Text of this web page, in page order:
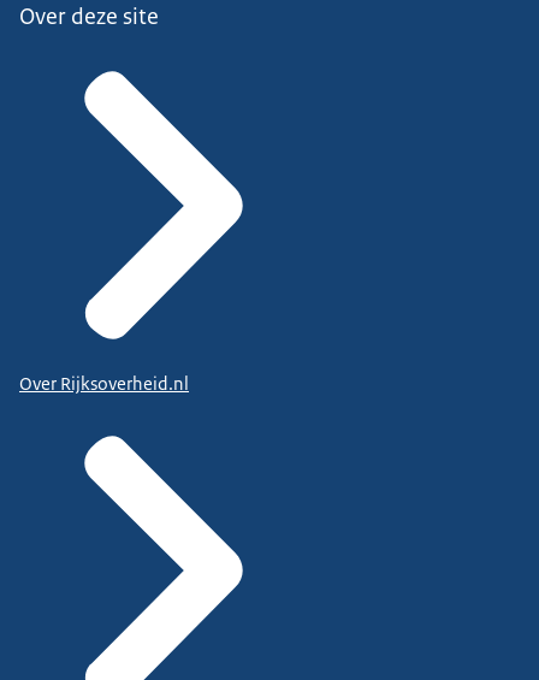
Over deze site
Over Rijksoverheid.nl